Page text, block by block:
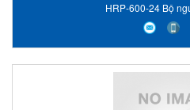
HRP-600-24 Bộ